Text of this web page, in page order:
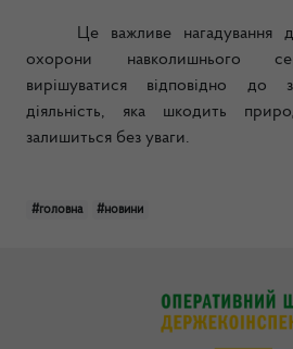
Це важливе нагадування
охорони навколишнього
вирішуватися відповідно до
діяльність, яка шкодить
залишиться без уваги.
#головна #новини